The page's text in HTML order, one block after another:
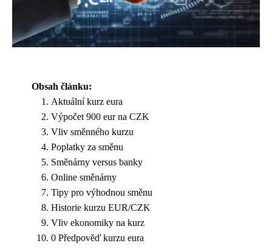
Obsah článku:
Aktuální kurz eura
Výpočet 900 eur na CZK
Vliv směnného kurzu
Poplatky za směnu
Směnárny versus banky
Online směnárny
Tipy pro výhodnou směnu
Historie kurzu EUR/CZK
Vliv ekonomiky na kurz
0 Předpověď kurzu eura